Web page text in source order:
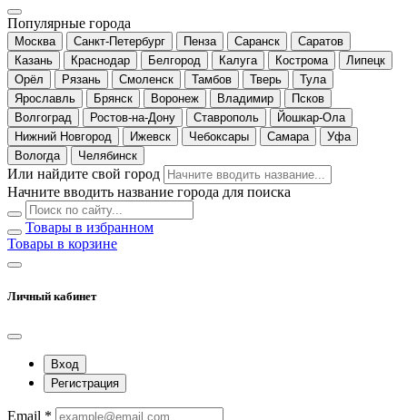
Популярные города
Москва Санкт-Петербург Пенза Саранск
Саратов
Казань
Краснодар Белгород Калуга Кострома
Липецк
Орёл
Рязань Смоленск Тамбов Тверь
Тула
Ярославль
Брянск Воронеж Владимир
Псков
Волгоград
Ростов-на-Дону Ставрополь
Йошкар-Ола
Нижний Новгород
Ижевск Чебоксары Самара
Уфа
Вологда
Челябинск
Или найдите свой город
Начните вводить название города для поиска
Товары в избранном
Товары в корзине
Личный кабинет
Вход
Регистрация
Email *